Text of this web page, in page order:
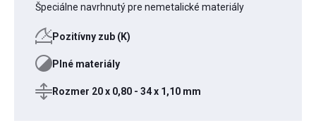
Špeciálne navrhnutý pre nemetalické materiály
Pozitívny zub (K)
Plné materiály
Rozmer 20 x 0,80 - 34 x 1,10 mm